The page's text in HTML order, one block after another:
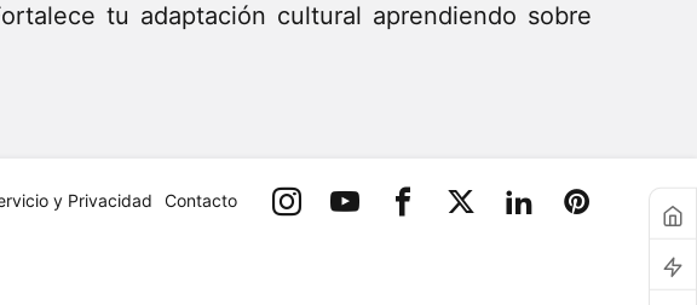
tu adaptación cultural aprendiendo sobre
y Privacidad Contacto